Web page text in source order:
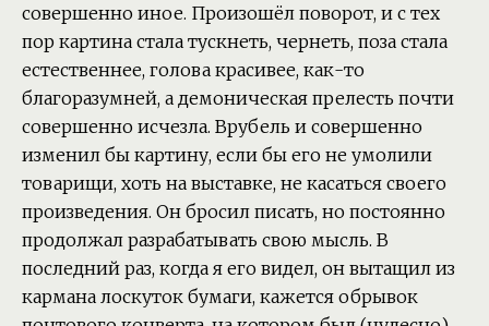
совершенно иное. Произошёл поворот, и с тех
пор картина стала тускнеть, чернеть, поза стала
естественнее, голова красивее, как-то
благоразумней, а демоническая прелесть почти
совершенно исчезла. Врубель и совершенно
изменил бы картину, если бы его не умолили
товарищи, хоть на выставке, не касаться своего
произведения. Он бросил писать, но постоянно
продолжал разрабатывать свою мысль. В
последний раз, когда я его видел, он вытащил из
кармана лоскуток бумаги, кажется обрывок